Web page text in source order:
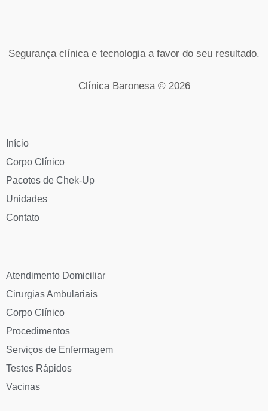
Segurança clínica e tecnologia a favor do seu resultado.
Clínica Baronesa © 2026
Início
Corpo Clínico
Pacotes de Chek-Up
Unidades
Contato
Atendimento Domiciliar
Cirurgias Ambulariais
Corpo Clínico
Procedimentos
Serviços de Enfermagem
Testes Rápidos
Vacinas